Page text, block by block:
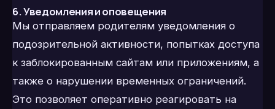
6. Уведомления и оповещения
Мы отправляем родителям уведомления о
подозрительной активности, попытках доступа
к заблокированным сайтам или приложениям, а
также о нарушении временных ограничений.
Это позволяет оперативно реагировать на